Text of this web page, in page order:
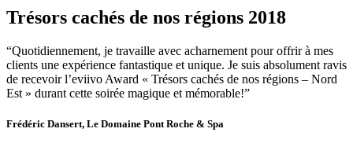
Trésors cachés de nos régions 2018
“Quotidiennement, je travaille avec acharnement pour offrir à mes
clients une expérience fantastique et unique. Je suis absolument ravis
de recevoir l’eviivo Award « Trésors cachés de nos régions – Nord
Est » durant cette soirée magique et mémorable!”
Frédéric Dansert, Le Domaine Pont Roche & Spa